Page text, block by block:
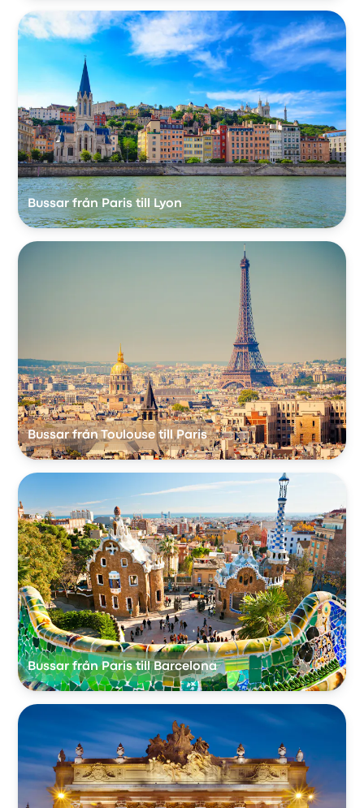
Bussar från Paris till Lyon
Bussar från Toulouse till Paris
Bussar från Paris till Barcelona